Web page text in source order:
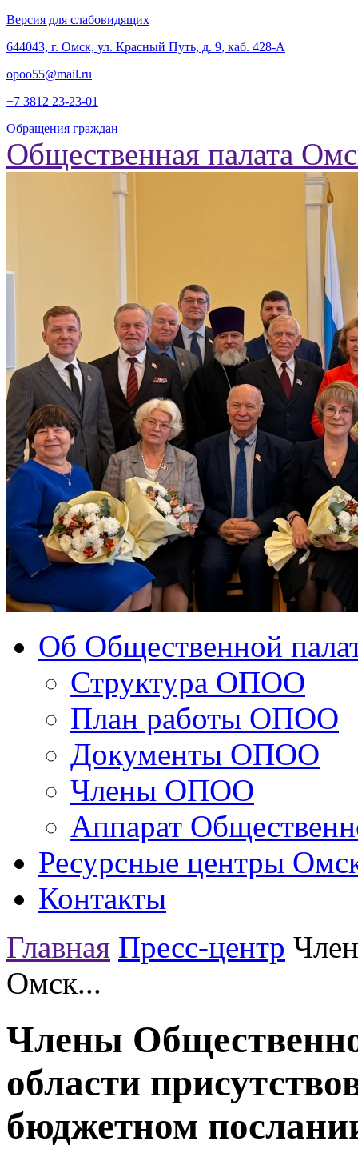
Версия для слабовидящих
‎644043, г. Омск, ул. Красный Путь, д. 9, каб. 428-А
opoo55@mail.ru
+7 3812 23-23-01
Обращения граждан
Общественная палата
Об Общественной
Структура ОПОО
План работы ОПОО
Документы ОПОО
Члены ОПОО
Аппарат
Ресурсные центры
Контакты
Главная Пресс-центр
Омск...
Члены
области
бюджетном